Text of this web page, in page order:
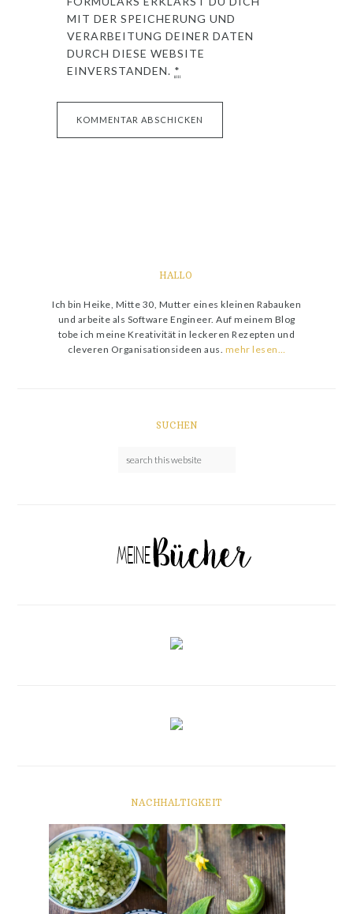
MIT DER SPEICHERUNG UND
VERARBEITUNG DEINER DATEN
DURCH DIESE WEBSITE
EINVERSTANDEN. *
HALLO
Ich bin Heike, Mitte 30, Mutter eines kleinen Rabauken
und arbeite als Software Engineer. Auf meinem Blog
tobe ich meine Kreativität in leckeren Rezepten und
cleveren Organisationsideen aus. mehr lesen…
SUCHEN
NACHHALTIGKEIT